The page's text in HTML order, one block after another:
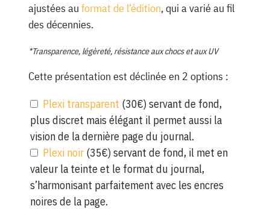
ajustées au format de l’édition, qui a varié au fil
des décennies.
*Transparence, légèreté, résistance aux chocs et aux UV
Cette présentation est déclinée en 2 options :
Plexi transparent (30€) servant de fond,
plus discret mais élégant il permet aussi la
vision de la dernière page du journal.
Plexi noir (35€) servant de fond, il met en
valeur la teinte et le format du journal,
s’harmonisant parfaitement avec les encres
noires de la page.